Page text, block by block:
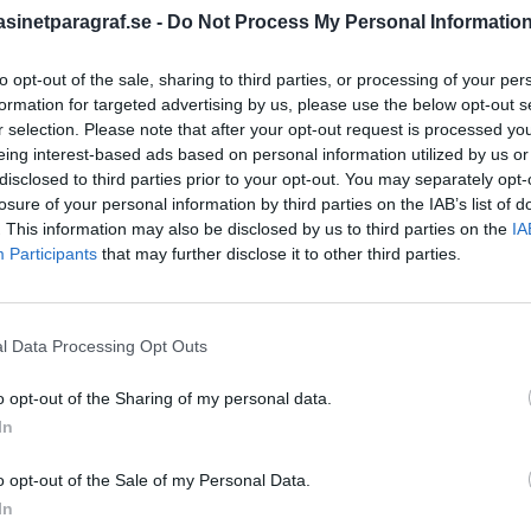
- Do Not Process My Personal Information
opt-out of the sale, sharing to third parties, or processing of your
for targeted advertising by us, please use the below opt-out
selection. Please note that after your opt-out request is processed
interest-based ads based on personal information utilized by us
to third parties prior to your opt-out. You may separately
of your personal information by third parties on the IAB’s list of
This information may also be disclosed by us to third parties on the
Participants that may further disclose it to other third parties.
Data Processing Opt Outs
opt-out of the Sharing of my personal data.
opt-out of the Sale of my Personal Data.
skickas till platsen.
har gripits, skriver
I samband med att
ett husdjur
av mannen. Polis
mannen, som är i 75-
använda
misstänkt för våld
sjukhus.
mot migrationspolisen
att skicka in militär.
STÖD OSS
Stöd Para§raf –
högertrollen
PRENUMERERA PÅ
Börje R